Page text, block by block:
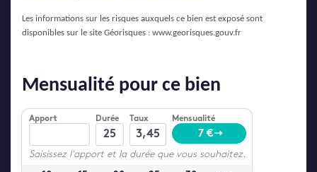
Les informations sur les risques auxquels ce bien est exposé sont
disponibles sur le site Géorisques : www.georisques.gouv.fr
Mensualité pour ce bien